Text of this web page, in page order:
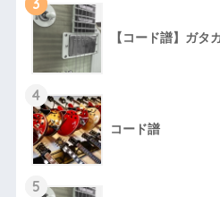
3
【コード譜】ガタ
4
コード譜
5